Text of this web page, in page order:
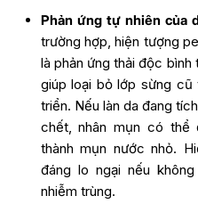
Phản ứng tự nhiên của
trường hợp, hiện tượng
là phản ứng thải độc
giúp loại bỏ lớp sừng
triển. Nếu làn da đang
chết, nhân mụn có thể
thành mụn nước nhỏ.
đáng lo ngại nếu
nhiễm trùng.